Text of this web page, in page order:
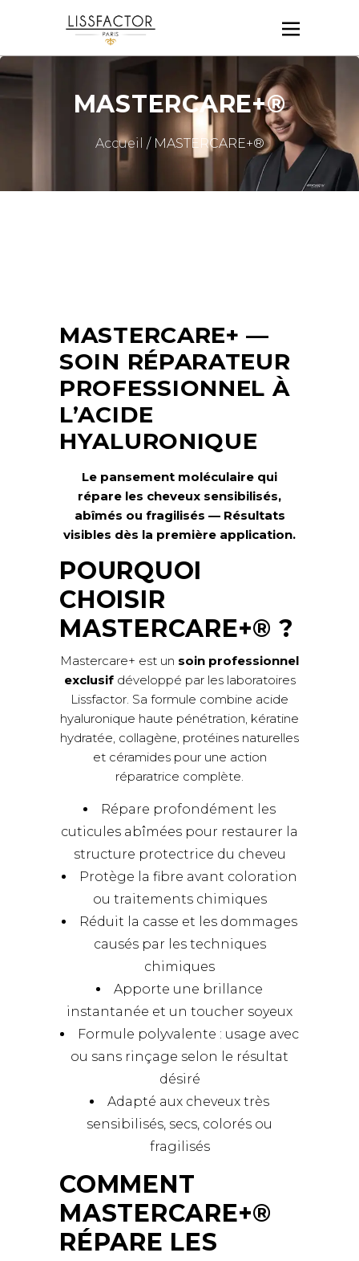
MASTERCARE+®
Accueil / MASTERCARE+®
MASTERCARE+ —
SOIN RÉPARATEUR
PROFESSIONNEL À
L’ACIDE
HYALURONIQUE
Le pansement moléculaire qui
répare les cheveux sensibilisés,
abîmés ou fragilisés — Résultats
visibles dès la première application.
POURQUOI
CHOISIR
MASTERCARE+® ?
Mastercare+ est un soin professionnel
exclusifdéveloppé par les laboratoires
Lissfactor. Sa formule combine acide
hyaluronique haute pénétration, kératine
hydratée, collagène, protéines naturelles
et céramides pour une action
réparatrice complète.
Répare profondément les
cuticules abîmées pour restaurer la
structure protectrice du cheveu
Protège la fibre avant coloration
ou traitements chimiques
Réduit la casse et les dommages
causés par les techniques
chimiques
Apporte une brillance
instantanée et un toucher soyeux
Formule polyvalente : usage avec
ou sans rinçage selon le résultat
désiré
Adapté aux cheveux très
sensibilisés, secs, colorés ou
fragilisés
COMMENT
MASTERCARE+®
RÉPARE LES